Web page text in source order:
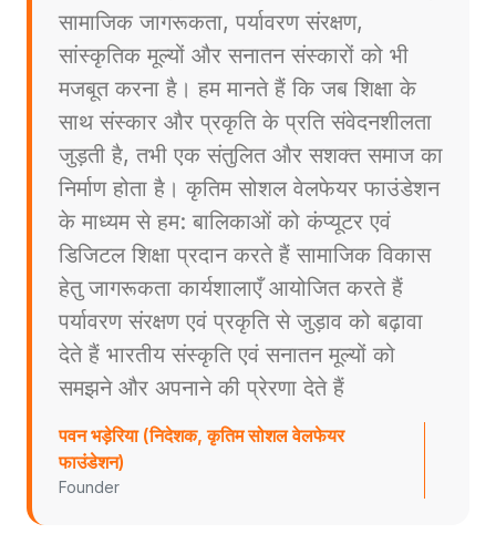
सामाजिक जागरूकता, पर्यावरण संरक्षण,
सांस्कृतिक मूल्यों और सनातन संस्कारों को भी
मजबूत करना है। हम मानते हैं कि जब शिक्षा के
साथ संस्कार और प्रकृति के प्रति संवेदनशीलता
जुड़ती है, तभी एक संतुलित और सशक्त समाज का
निर्माण होता है। कृतिम सोशल वेलफेयर फाउंडेशन
के माध्यम से हम: बालिकाओं को कंप्यूटर एवं
डिजिटल शिक्षा प्रदान करते हैं सामाजिक विकास
हेतु जागरूकता कार्यशालाएँ आयोजित करते हैं
पर्यावरण संरक्षण एवं प्रकृति से जुड़ाव को बढ़ावा
देते हैं भारतीय संस्कृति एवं सनातन मूल्यों को
समझने और अपनाने की प्रेरणा देते हैं
पवन भड़ेरिया (निदेशक, कृतिम सोशल वेलफेयर
फाउंडेशन)
Founder